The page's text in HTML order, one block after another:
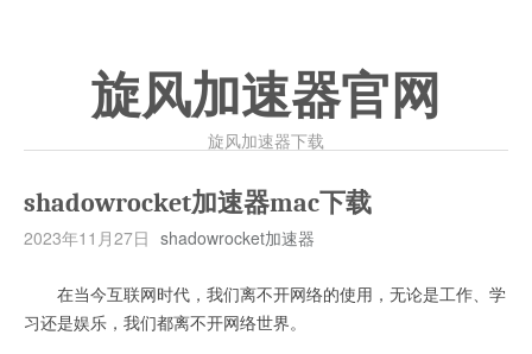
旋风加速器官网
旋风加速器下载
shadowrocket加速器mac下载
2023年11月27日 shadowrocket加速器
在当今互联网时代，我们离不开网络的使用，无论是工作、学
习还是娱乐，我们都离不开网络世界。